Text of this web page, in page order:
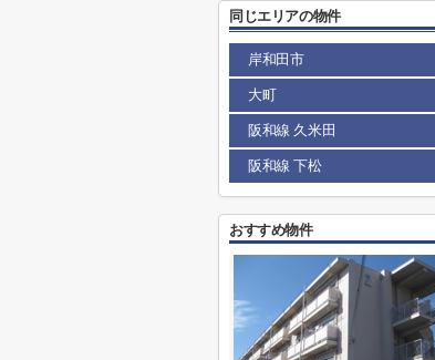
同じエリアの物件
岸和田市
大町
阪和線 久米田
阪和線 下松
おすすめ物件